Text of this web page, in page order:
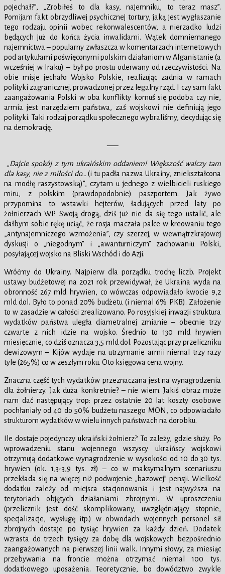
pojechał?”, „Zrobiłeś to dla kasy, najemniku, to teraz masz”.
Pomijam fakt obrzydliwej psychicznej tortury, jaką jest wygłaszanie
tego rodzaju opinii wobec rekonwalescentów, a nierzadko ludzi
będących już do końca życia inwalidami. Wątek domniemanego
najemnictwa – popularny zwłaszcza w komentarzach internetowych
pod artykułami poświęconymi polskim działaniom w Afganistanie (a
wcześniej w Iraku) – był po prostu oderwany od rzeczywistości. Na
obie misje jechało Wojsko Polskie, realizując zadnia w ramach
polityki zagranicznej, prowadzonej przez legalny rząd. I czy sam fakt
zaangażowania Polski w oba konflikty komuś się podoba czy nie,
armia jest narzędziem państwa, zaś wojskowi nie definiują jego
polityki. Taki rodzaj porządku społecznego wybraliśmy, decydując się
na demokrację.
—–
„Dajcie spokój z tym ukraińskim oddaniem! Większość walczy tam
dla kasy, nie z miłości do…(i tu padła nazwa Ukrainy, zniekształcona
na modłę raszystowską)”, czytam u jednego z wielbicieli ruskiego
miru, z polskim (prawdopodobnie) paszportem. Jak żywo
przypomina to wstawki hejterów, ładujących przed laty po
żołnierzach WP. Swoją drogą, dziś już nie da się tego ustalić, ale
dałbym sobie rękę uciąć, że rosja maczała palce w kreowaniu tego
„antynajemniczego wzmożenia”, czy szerzej, w wewnątrzkrajowej
dyskusji o „niegodnym” i „awanturniczym” zachowaniu Polski,
posyłającej wojsko na Bliski Wschód i do Azji.
Wróćmy do Ukrainy. Najpierw dla porządku trochę liczb. Projekt
ustawy budżetowej na 2021 rok przewidywał, że Ukraina wyda na
obronność 267 mld hrywien, co wówczas odpowiadało kwocie 9,2
mld dol. Było to ponad 20% budżetu (i niemal 6% PKB). Założenie
to w zasadzie w całości zrealizowano. Po rosyjskiej inwazji struktura
wydatków państwa uległa diametralnej zmianie – obecnie trzy
czwarte z nich idzie na wojsko. Średnio to 130 mld hrywien
miesięcznie, co dziś oznacza 3,5 mld dol. Pozostając przy przeliczniku
dewizowym – Kijów wydaje na utrzymanie armii niemal trzy razy
tyle (265%) co w zeszłym roku. Oto księgowa cena wojny.
Znaczna część tych wydatków przeznaczana jest na wynagrodzenia
dla żołnierzy. Jak duża konkretnie? – nie wiem. Jakiś obraz może
nam dać następujący trop: przez ostatnie 20 lat koszty osobowe
pochłaniały od 40 do 50% budżetu naszego MON, co odpowiadało
strukturom wydatków w wielu innych państwach na dorobku.
Ile dostaje pojedynczy ukraiński żołnierz? To zależy, gdzie służy. Po
wprowadzeniu stanu wojennego wszyscy ukraińscy wojskowi
otrzymują dodatkowe wynagrodzenie w wysokości od 10 do 30 tys.
hrywien (ok. 1,3-3,9 tys. zł) – co w maksymalnym scenariuszu
przekłada się na więcej niż podwojenie „bazowej” pensji. Wielkość
dodatku zależy od miejsca stacjonowania i jest najwyższa na
terytoriach objętych działaniami zbrojnymi. W uproszczeniu
(przelicznik jest dość skomplikowany, uwzględniający stopnie,
specjalizacje, wysługę itp.) w obwodach wojennych personel sił
zbrojnych dostaje po tysiąc hrywien za każdy dzień. Dodatek
wzrasta do trzech tysięcy za dobę dla wojskowych bezpośrednio
zaangażowanych na pierwszej linii walk. Innymi słowy, za miesiąc
przebywania na froncie można otrzymać niemal 100 tys.
dodatkowego uposażenia. Teoretycznie, bo dowództwo zwykle